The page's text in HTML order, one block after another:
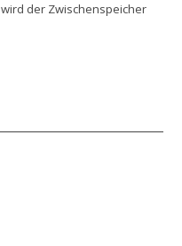
der Zwischenspeicher